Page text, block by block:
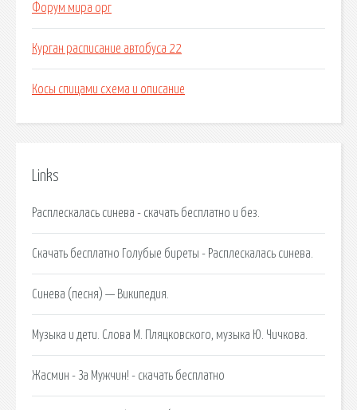
Форум мира орг
Курган расписание автобуса 22
Косы спицами схема и описание
Links
Расплескалась синева - скачать бесплатно и без.
Скачать бесплатно Голубые биреты - Расплескалась синева.
Синева (песня) — Википедия.
Музыка и дети. Слова М. Пляцковского, музыка Ю. Чичкова.
Жасмин - За Мужчин! - скачать бесплатно